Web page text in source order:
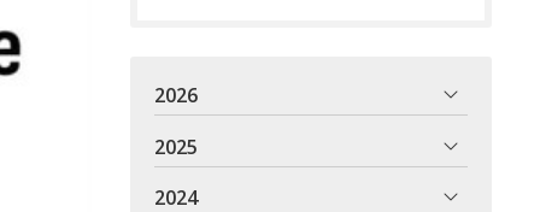
2026
2025
2024